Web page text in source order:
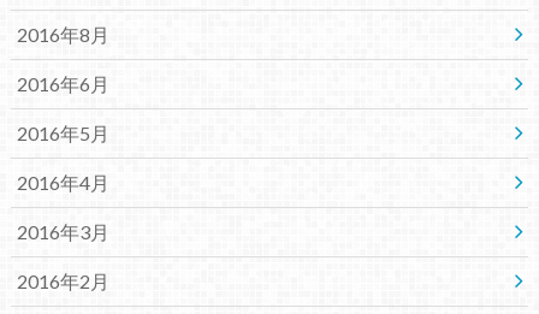
2016年8月
2016年6月
2016年5月
2016年4月
2016年3月
2016年2月